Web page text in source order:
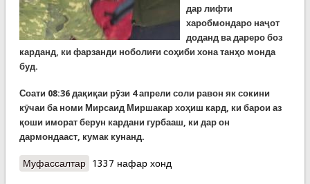
дар лифти
харобмондаро наҷот
доданд ва дареро боз
карданд, ки фарзанди ноболиғи соҳиби хона танҳо монда
буд.
Соати 08:36 дақиқаи рӯзи 4 апрели соли равон як сокини
кӯчаи ба номи Мирсаид Миршакар хоҳиш кард, ки барои аз
қоши иморат берун кардани гурбааш, ки дар он
дармондааст, кумак кунанд.
Муфассалтаро Корҳои имдодрасонии шабонарӯзи гузашта
1337 нафар хонд